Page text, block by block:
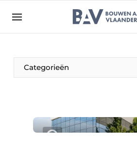
Bedrijven
Bouwen aan Vlaanderen |
Evenement aanmelden
Categorieën